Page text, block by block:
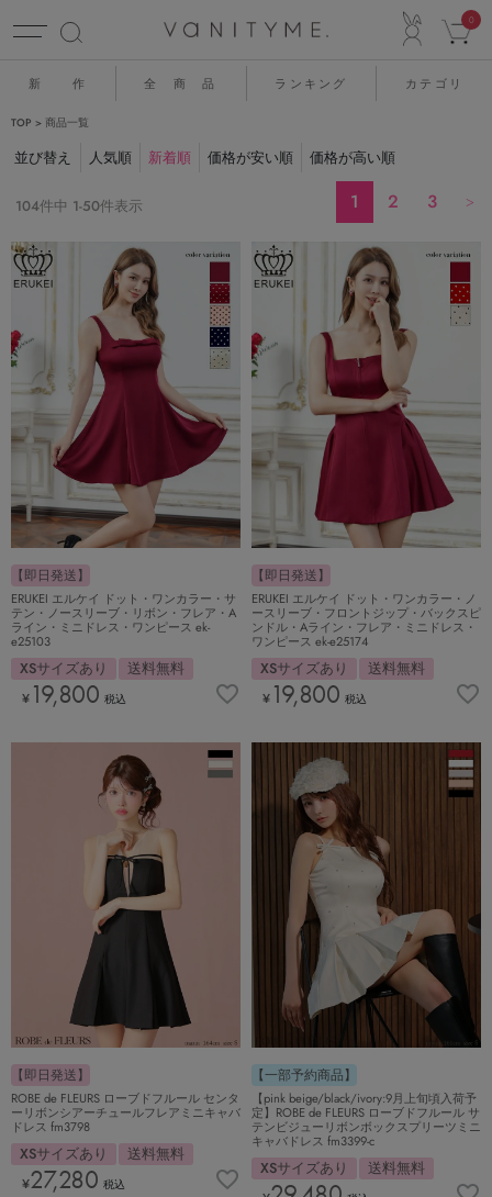
0
新 作 全 商 品 ランキング カテゴリ
TOP 商品一覧
並び替え 人気順 新着順 価格が安い順 価格が高い順
104件中 1-50件表示 1 2 3
【即日発送】
ERUKEI エルケイ ドット・ワンカラー・サ
テン・ノースリーブ・リボン・フレア・A
ライン・ミニドレス・ワンピース ek-
e25103
XSサイズあり 送料無料
¥ 19,800 税込
【即日発送】
ERUKEI エルケイ ドット・ワンカラー・ノ
ースリーブ・フロントジップ・バックスピ
ンドル・Aライン・フレア・ミニドレス・
ワンピース ek-e25174
XSサイズあり 送料無料
¥ 19,800 税込
【即日発送】
ROBE de FLEURS ローブドフルール センタ
ーリボンシアーチュールフレアミニキャバ
ドレス fm3798
XSサイズあり 送料無料
¥27,280 税込
【一部予約商品】
【pink beige/black/ivory:9月上旬頃入荷予
定】ROBE de FLEURS ローブドフルール サ
テンビジューリボンボックスプリーツミニ
キャバドレス fm3399-c
XSサイズあり 送料無料